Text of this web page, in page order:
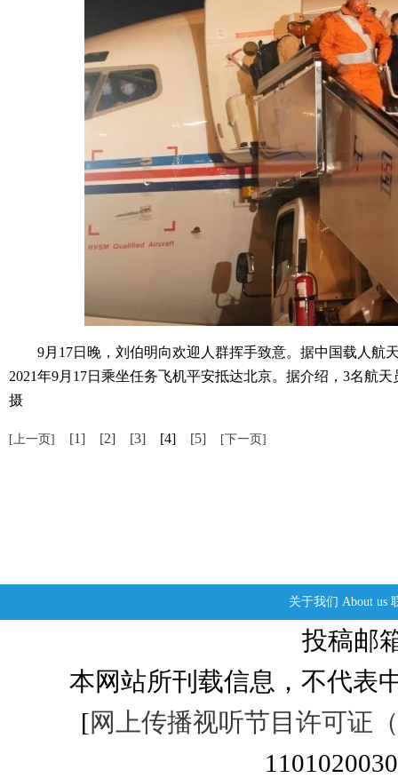
9月17日晚，刘伯明向欢迎人群挥手致意。据中国载人航
2021年9月17日乘坐任务飞机平安抵达北京。据介绍，3名航
摄
[上一页] [1] [2] [3] [4] [5] [下一页]
关于我们 About us
投稿邮
本网站所刊载信息，不代表
[网上传播视听节目许可证